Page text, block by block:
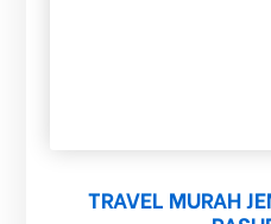
TRAVEL MURAH